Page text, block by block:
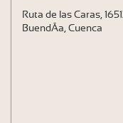
Ruta de las Caras,
BuendÃ­a, Cuenca